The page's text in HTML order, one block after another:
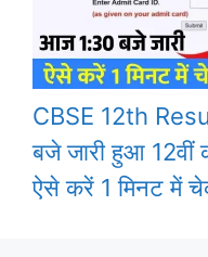
CBSE 12th
बजे जारी हुआ
ऐसे करें 1 मिनट में